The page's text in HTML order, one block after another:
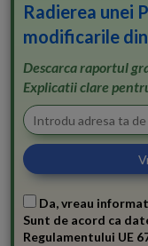
Radierea unei
modificarile
Descarca raportul
Explicatii clare
Da, vreau
Sunt de acord ca
Regulamentului UE